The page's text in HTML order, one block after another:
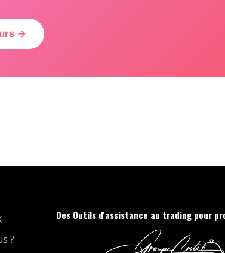
→
?
Des Outils d'assistance au trading pour